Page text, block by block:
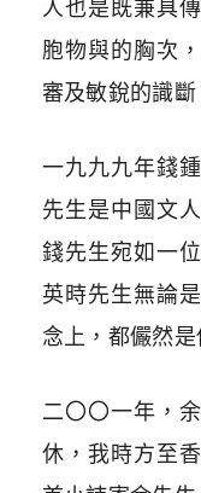
人也是既兼具
胞物與的胸次
審及敏銳的識斷
一九九九年錢
先生是中國文
錢先生宛如一
英時先生無論
念上，都儼然
二〇〇一年，
休，我時方至